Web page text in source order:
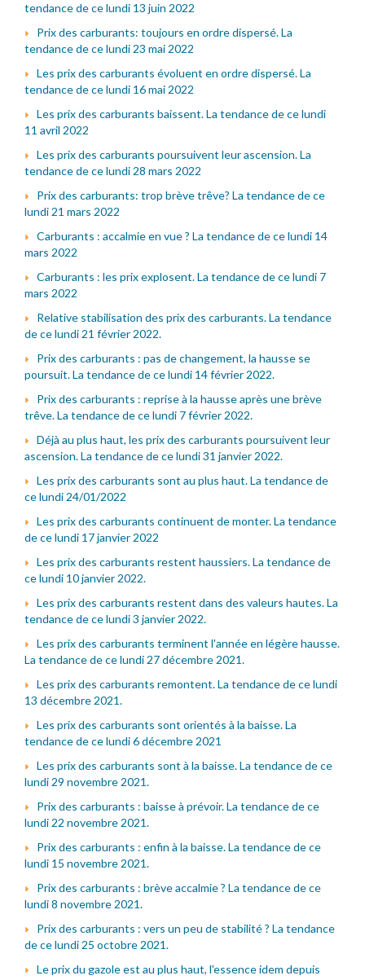
tendance de ce lundi 13 juin 2022
Prix des carburants: toujours en ordre dispersé. La
tendance de ce lundi 23 mai 2022
Les prix des carburants évoluent en ordre dispersé. La
tendance de ce lundi 16 mai 2022
Les prix des carburants baissent. La tendance de ce lundi
11 avril 2022
Les prix des carburants poursuivent leur ascension. La
tendance de ce lundi 28 mars 2022
Prix des carburants: trop brève trêve? La tendance de ce
lundi 21 mars 2022
Carburants : accalmie en vue ? La tendance de ce lundi 14
mars 2022
Carburants : les prix explosent. La tendance de ce lundi 7
mars 2022
Relative stabilisation des prix des carburants. La tendance
de ce lundi 21 février 2022.
Prix des carburants : pas de changement, la hausse se
poursuit. La tendance de ce lundi 14 février 2022.
Prix des carburants : reprise à la hausse après une brève
trêve. La tendance de ce lundi 7 février 2022.
Déjà au plus haut, les prix des carburants poursuivent leur
ascension. La tendance de ce lundi 31 janvier 2022.
Les prix des carburants sont au plus haut. La tendance de
ce lundi 24/01/2022
Les prix des carburants continuent de monter. La tendance
de ce lundi 17 janvier 2022
Les prix des carburants restent haussiers. La tendance de
ce lundi 10 janvier 2022.
Les prix des carburants restent dans des valeurs hautes. La
tendance de ce lundi 3 janvier 2022.
Les prix des carburants terminent l'année en légère hausse.
La tendance de ce lundi 27 décembre 2021.
Les prix des carburants remontent. La tendance de ce lundi
13 décembre 2021.
Les prix des carburants sont orientés à la baisse. La
tendance de ce lundi 6 décembre 2021
Les prix des carburants sont à la baisse. La tendance de ce
lundi 29 novembre 2021.
Prix des carburants : baisse à prévoir. La tendance de ce
lundi 22 novembre 2021.
Prix des carburants : enfin à la baisse. La tendance de ce
lundi 15 novembre 2021.
Prix des carburants : brève accalmie ? La tendance de ce
lundi 8 novembre 2021.
Prix des carburants : vers un peu de stabilité ? La tendance
de ce lundi 25 octobre 2021.
Le prix du gazole est au plus haut, l'essence idem depuis